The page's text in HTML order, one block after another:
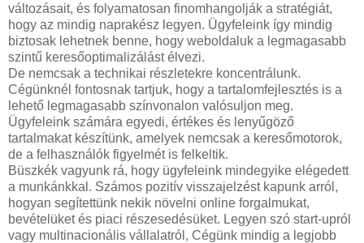
változásait, és folyamatosan finomhangolják a stratégiát,
hogy az mindig naprakész legyen. Ügyfeleink így mindig
biztosak lehetnek benne, hogy weboldaluk a legmagasabb
szintű keresőoptimalizálást élvezi.
De nemcsak a technikai részletekre koncentrálunk.
Cégünknél fontosnak tartjuk, hogy a tartalomfejlesztés is a
lehető legmagasabb színvonalon valósuljon meg.
Ügyfeleink számára egyedi, értékes és lenyűgöző
tartalmakat készítünk, amelyek nemcsak a keresőmotorok,
de a felhasználók figyelmét is felkeltik.
Büszkék vagyunk rá, hogy ügyfeleink mindegyike elégedett
a munkánkkal. Számos pozitív visszajelzést kapunk arról,
hogyan segítettünk nekik növelni online forgalmukat,
bevételüket és piaci részesedésüket. Legyen szó start-upról
vagy multinacionális vállalatról, Cégünk mindig a legjobb